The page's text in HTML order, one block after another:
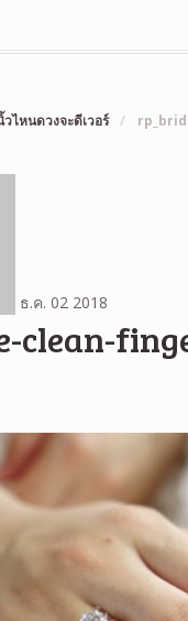
ไหนดวงจะดีเวอร์ /
ธ.ค. 02 2018
clean-